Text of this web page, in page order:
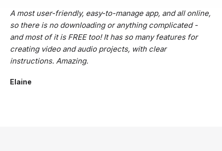
A most user-friendly, easy-to-manage app, and all online,
so there is no downloading or anything complicated -
and most of it is FREE too! It has so many features for
creating video and audio projects, with clear
instructions. Amazing.
Elaine